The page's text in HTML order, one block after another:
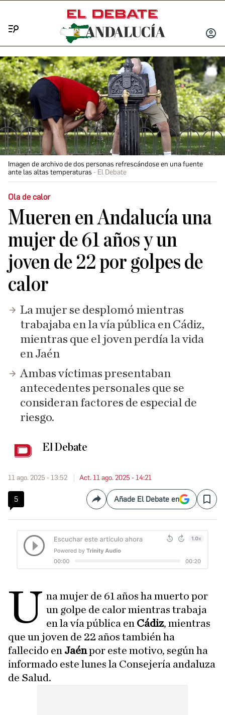
INICIAR
Imagen de archivo de dos personas refrescándose en una fuente
ante las altas temperaturas
El Debate
Ola de calor
Mueren en Andalucía una
mujer de 61 años y un
joven de 22 por golpes de
calor
La mujer se desplomó mientras
trabajaba en la vía pública en Cádiz,
mientras que el joven perdía la vida
en Jaén
Ambas víctimas presentaban
antecedentes personales que se
consideran factores de especial de
riesgo.
El Debate
11 ago. 2025 - 13:52 Act. 11 ago. 2025 - 14:21
5 CompartirAñade El Debate en Save
U na mujer de 61 años ha muerto por
un golpe de calor mientras trabaja
en la vía pública en Cádiz, mientras
que un joven de 22 años también ha
fallecido en Jaénpor este motivo, según ha
informado este lunes la Consejería andaluza
de Salud.